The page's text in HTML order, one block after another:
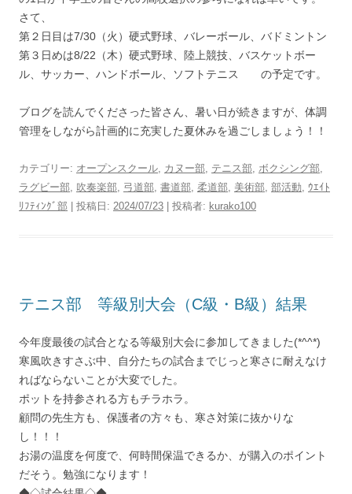
さて、
第２日目は7/30（火）硬式野球、バレーボール、バドミントン
第３日めは8/22（木）硬式野球、陸上競技、バスケットボー
ル、サッカー、ハンドボール、ソフトテニス の予定です。
ブログを読んでくださった皆さん、暑い日が続きますが、体調
管理をしながら計画的に充実した夏休みを過ごしましょう！！
カテゴリー: オープンスクール, カヌー部, テニス部, ボクシング部,
ラグビー部, 吹奏楽部, 弓道部, 書道部, 柔道部, 美術部, 部活動, ｳｴｲﾄ
ﾘﾌﾃｨﾝｸﾞ部 | 投稿日: 2024/07/23 投稿者: kurako100
テニス部 等級別大会（C級・B級）結果
今年度最後の試合となる等級別大会に参加してきました(*^^*)
寒風吹きすさぶ中、自分たちの試合までじっと寒さに耐えなけ
ればならないことが大変でした。
ポットを持参される方もチラホラ。
顧問の先生方も、保護者の方々も、寒さ対策に抜かりな
し！！！
お湯の温度を何度で、何時間保温できるか、が購入のポイント
だそう。勉強になります！